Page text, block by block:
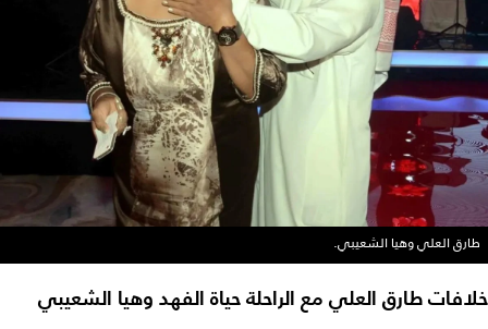
طارق العلي وهيا الشعيبي.
خلافات طارق العلي مع الراحلة حياة الفهد وهيا الشعيبي